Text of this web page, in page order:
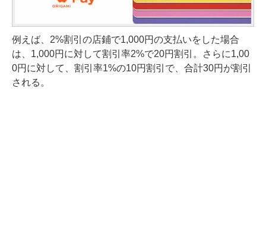
例えば、2%割引の店鋪で1,000円の支払いをした場合
は、1,000円に対して割引率2%で20円割引。さらに1,00
0円に対して、割引率1%の10円割引で、合計30円が割引
される。